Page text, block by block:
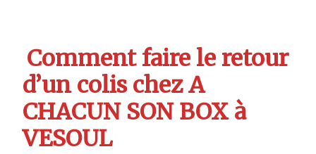
Comment faire le retour
d’un colis chez A
CHACUN SON BOX à
VESOUL